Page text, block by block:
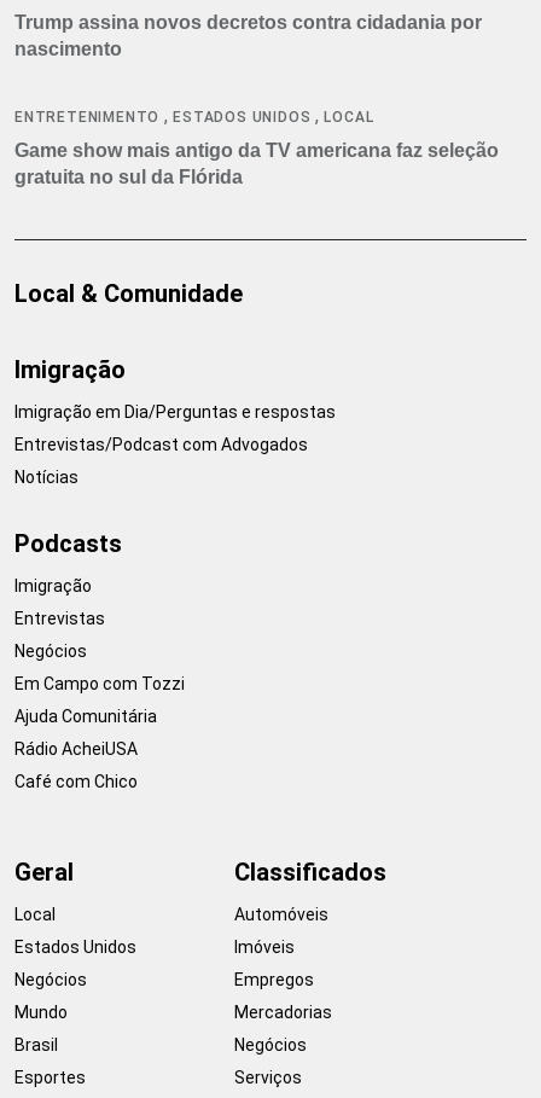
Trump assina novos decretos contra cidadania por
nascimento
ENTRETENIMENTO ,ESTADOS UNIDOS ,LOCAL
Game show mais antigo da TV americana faz seleção
gratuita no sul da Flórida
Local & Comunidade
Imigração
Imigração em Dia/Perguntas e respostas
Entrevistas/Podcast com Advogados
Notícias
Podcasts
Imigração
Entrevistas
Negócios
Em Campo com Tozzi
Ajuda Comunitária
Rádio AcheiUSA
Café com Chico
Geral
Local
Estados Unidos
Negócios
Mundo
Brasil
Esportes
Classificados
Automóveis
Imóveis
Empregos
Mercadorias
Negócios
Serviços